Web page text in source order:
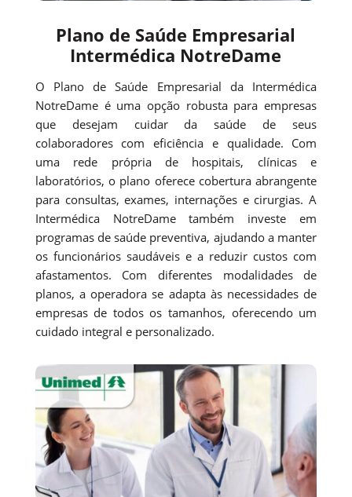
Plano de Saúde Empresarial
Intermédica NotreDame
O Plano de Saúde Empresarial da Intermédica
NotreDame é uma opção robusta para empresas
que desejam cuidar da saúde de seus
colaboradores com eficiência e qualidade. Com
uma rede própria de hospitais, clínicas e
laboratórios, o plano oferece cobertura abrangente
para consultas, exames, internações e cirurgias. A
Intermédica NotreDame também investe em
programas de saúde preventiva, ajudando a manter
os funcionários saudáveis e a reduzir custos com
afastamentos. Com diferentes modalidades de
planos, a operadora se adapta às necessidades de
empresas de todos os tamanhos, oferecendo um
cuidado integral e personalizado.